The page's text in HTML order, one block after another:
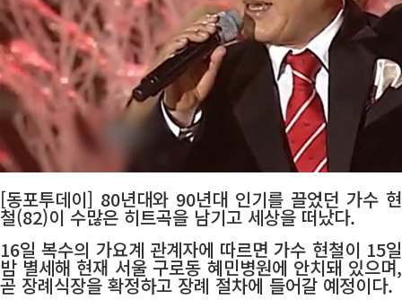
[동포투데이] 80년대와 90년대 인기를 끌었던 가수 현
철(82)이 수많은 히트곡을 남기고 세상을 떠났다.
16일 복수의 가요계 관계자에 따르면 가수 현철이 15일
밤 별세해 현재 서울 구로동 혜민병원에 안치돼 있으며,
곧 장례식장을 확정하고 장례 절차에 들어갈 예정이다.